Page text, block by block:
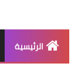
الرئيسية